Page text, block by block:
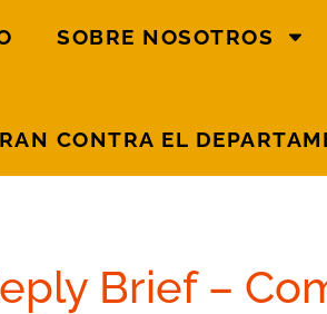
SOBRE NOSOTROS
CONTRA EL
Brief –